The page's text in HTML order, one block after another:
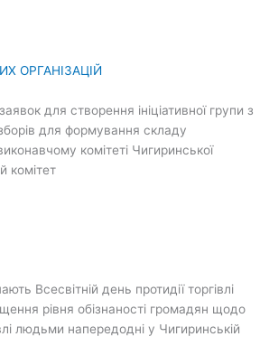
ОРГАНІЗАЦІЙ
для створення ініціативної групи з
для формування складу
комітеті Чигиринської
комітет
Всесвітній день протидії торгівлі
рівня обізнаності громадян щодо
людьми напередодні у Чигиринській